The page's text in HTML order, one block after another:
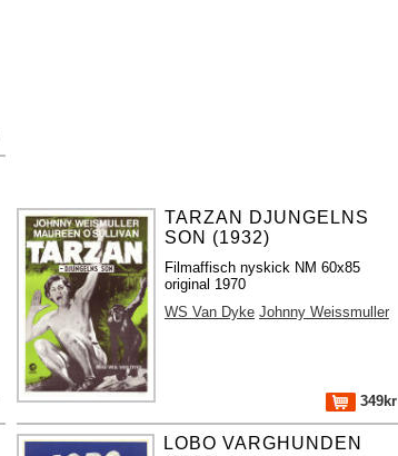
TARZAN DJUNGELNS
SON (1932)
Filmaffisch nyskick NM 60x85
original 1970
WS Van Dyke Johnny Weissmuller
349kr
LOBO VARGHUNDEN